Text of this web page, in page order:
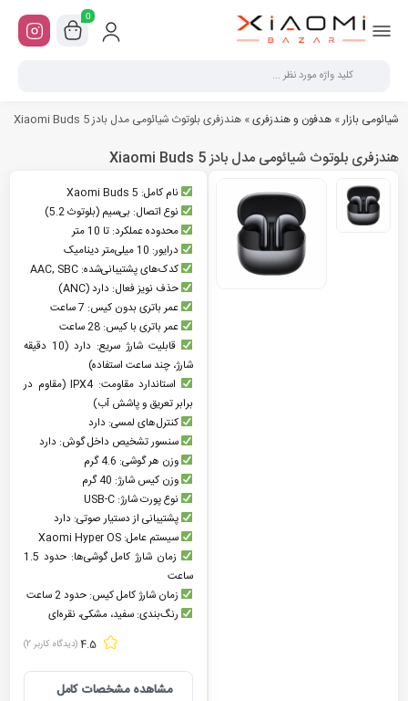
0
شیائومی بازار» هدفون و هندزفری» هندزفری بلوتوث شیائومی مدل بادز Xiaomi Buds 5
هندزفری بلوتوث شیائومی مدل بادز Xiaomi Buds 5
نام کامل: Xaomi Buds 5
نوع اتصال: بی‌سیم (بلوتوث 5.2)
محدوده عملکرد: تا 10 متر
درایور: 10 میلی‌متر دینامیک
کدک‌های پشتیبانی‌شده: AAC, SBC
حذف نویز فعال: دارد (ANC)
عمر باتری بدون کیس: 7 ساعت
عمر باتری با کیس: 28 ساعت
قابلیت شارژ سریع: دارد (10 دقیقه
شارژ، چند ساعت استفاده)
استاندارد مقاومت: IPX4 (مقاوم در
برابر تعریق و پاشش آب)
کنترل‌های لمسی: دارد
سنسور تشخیص داخل گوش: دارد
وزن هر گوشی: 4.6 گرم
وزن کیس شارژ: 40 گرم
نوع پورت شارژ: USB-C
پشتیبانی از دستیار صوتی: دارد
سیستم عامل: Xaomi Hyper OS
زمان شارژ کامل گوشی‌ها: حدود 1.5
ساعت
زمان شارژ کامل کیس: حدود 2 ساعت
رنگ‌بندی: سفید، مشکی، نقره‌ای
4.5(دیدگاه کاربر2
)
مشاهده مشخصات کامل